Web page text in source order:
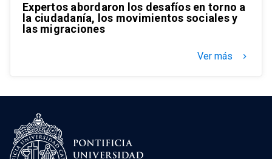
Expertos abordaron los desafíos en torno a
la ciudadanía, los movimientos sociales y
las migraciones
Ver más keyboard_arrow_right